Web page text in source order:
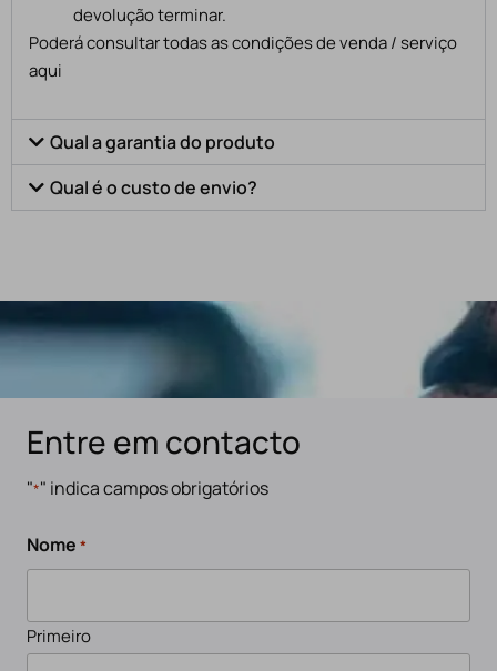
devolução terminar.
Poderá consultar todas as condições de venda / serviço
aqui
Qual a garantia do produto
Qual é o custo de envio?
Entre em contacto
"*" indica campos obrigatórios
Nome *
Primeiro